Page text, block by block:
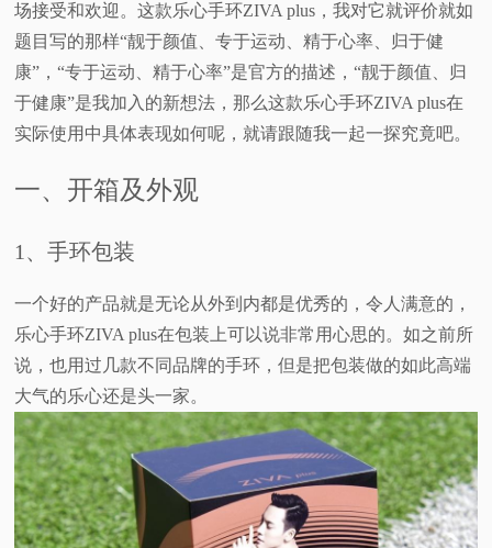
普
体
场接受和欢迎。这款乐心手环ZIVA plus，我对它就评价就如
题目写的那样“靓于颜值、专于运动、精于心率、归于健
康”，“专于运动、精于心率”是官方的描述，“靓于颜值、归
于健康”是我加入的新想法，那么这款乐心手环ZIVA plus在
实际使用中具体表现如何呢，就请跟随我一起一探究竟吧。
一、开箱及外观
1 、手环包装
一个好的产品就是无论从外到内都是优秀的，令人满意的，
乐心手环ZIVA plus在包装上可以说非常用心思的。如之前所
说，也用过几款不同品牌的手环，但是把包装做的如此高端
大气的乐心还是头一家。